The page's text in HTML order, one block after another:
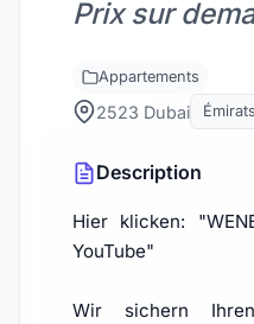
Prix sur
Appartements
2523 Dubai
Description
Hier klicken:
YouTube"
Wir sichern